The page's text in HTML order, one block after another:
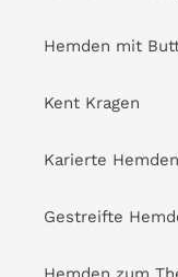
Hemden mit
Kent Kragen
Karierte Hemden
Gestreifte